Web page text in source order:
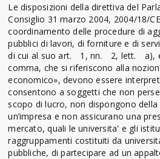
Le disposizioni della direttiva del
Consiglio 31 marzo 2004, 2004/18/
coordinamento delle procedure di
pubblici di lavori, di forniture e di
di cui al suo art. 1, nn. 2, lett. a),
comma, che si riferiscono alla
economico», devono essere
consentono a soggetti che non
scopo di lucro, non dispongono
un’impresa e non assicurano una
mercato, quali le universita' e gli
raggruppamenti costituiti da
pubbliche, di partecipare ad un